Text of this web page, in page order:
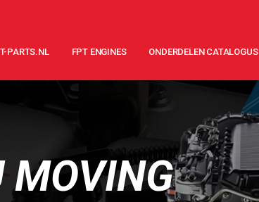
PARTS.NL FPT ENGINES ONDERDELEN CATALOGUS
MOVING